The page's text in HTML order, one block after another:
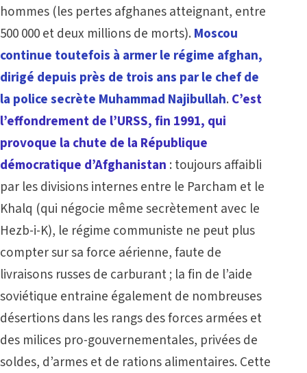
hommes (les pertes afghanes atteignant, entre
500 000 et deux millions de morts). Moscou
continue toutefois à armer le régime afghan,
dirigé depuis près de trois ans par le chef de
la police secrète Muhammad Najibullah. C’est
l’effondrement de l’URSS, fin 1991, qui
provoque la chute de la République
démocratique d’Afghanistan : toujours affaibli
par les divisions internes entre le Parcham et le
Khalq (qui négocie même secrètement avec le
Hezb-i-K), le régime communiste ne peut plus
compter sur sa force aérienne, faute de
livraisons russes de carburant ; la fin de l’aide
soviétique entraine également de nombreuses
désertions dans les rangs des forces armées et
des milices pro-gouvernementales, privées de
soldes, d’armes et de rations alimentaires. Cette